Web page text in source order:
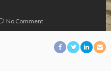
No Comment